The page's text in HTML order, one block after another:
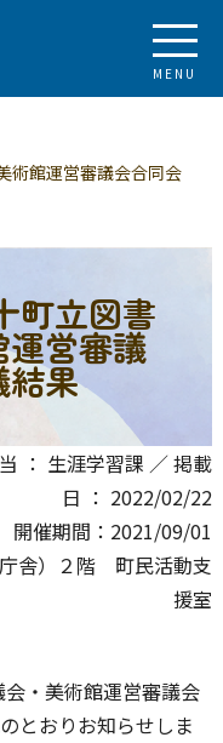
MENU
術館運営審議会合同会
町立図書
営審議
果
： 生涯学習課 ／ 掲載
日 ： 2022/02/22
開催期間：2021/09/01
舎）２階 町民活動支
援室
・美術館運営審議会
とおりお知らせしま